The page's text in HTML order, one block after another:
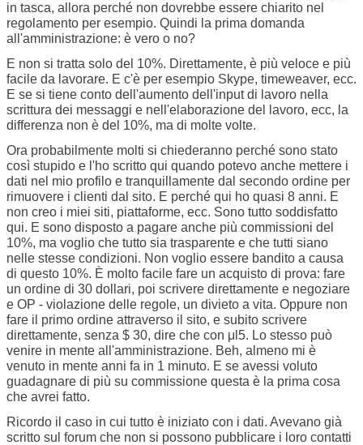
in tasca, allora perché non dovrebbe essere chiarito nel
regolamento per esempio. Quindi la prima domanda
all'amministrazione: è vero o no?
E non si tratta solo del 10%. Direttamente, è più veloce e più
facile da lavorare. E c'è per esempio Skype, timeweaver, ecc.
E se si tiene conto dell'aumento dell'input di lavoro nella
scrittura dei messaggi e nell'elaborazione del lavoro, ecc, la
differenza non è del 10%, ma di molte volte.
Ora probabilmente molti si chiederanno perché sono stato
così stupido e l'ho scritto qui quando potevo anche mettere i
dati nel mio profilo e tranquillamente dal secondo ordine per
rimuovere i clienti dal sito. E perché qui ho quasi 8 anni. E
non creo i miei siti, piattaforme, ecc. Sono tutto soddisfatto
qui. E sono disposto a pagare anche più commissioni del
10%, ma voglio che tutto sia trasparente e che tutti siano
nelle stesse condizioni. Non voglio essere bandito a causa
di questo 10%. È molto facile fare un acquisto di prova: fare
un ordine di 30 dollari, poi scrivere direttamente e negoziare
e OP - violazione delle regole, un divieto a vita. Oppure non
fare il primo ordine attraverso il sito, e subito scrivere
direttamente, senza $ 30, dire che con μl5. Lo stesso può
venire in mente all'amministrazione. Beh, almeno mi è
venuto in mente anni fa in 1 minuto. E se avessi voluto
guadagnare di più su commissione questa è la prima cosa
che avrei fatto.
Ricordo il caso in cui tutto è iniziato con i dati. Avevano già
scritto sul forum che non si possono pubblicare i loro contatti